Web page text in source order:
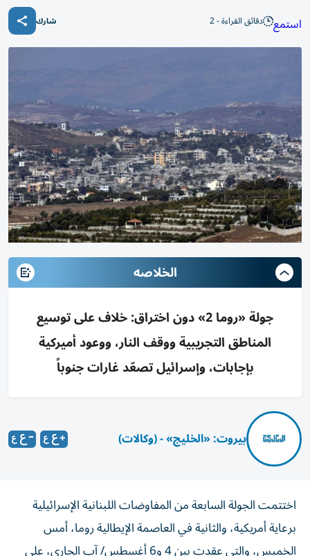
استمع دقائق القراءة - 2 شارك
الخلاصه
جولة «روما 2» دون اختراق: خلاف على توسيع
المناطق التجريبية ووقف النار، ووعود أميركية
بإجابات، وإسرائيل تصعّد غارات جنوباً
بيروت: «الخليج» - (وكالات)
اختتمت الجولة السابعة من المفاوضات اللبنانية الإسرائيلية
برعاية أمريكية، والثانية في العاصمة الإيطالية روما، أمس